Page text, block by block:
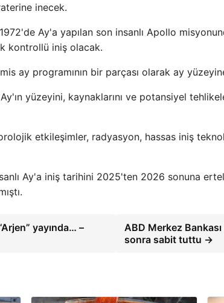
inecek.
1972'de Ay'a yapılan son insanlı Apollo
kontrollü iniş olacak.
ay programının bir parçası olarak ay
yüzeyini, kaynaklarını ve potansiyel
etkileşimler, radyasyon, hassas iniş
Ay'a iniş tarihini 2025'ten 2026 sonuna
yayında… –
ABD Merkez Bankası
sonra sabit tuttu →